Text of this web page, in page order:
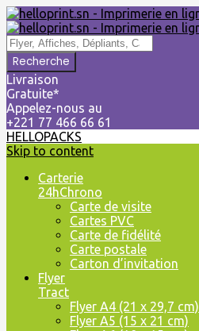
Livraison
Gratuite*
Appelez-nous au
+221 77 466 66 61
HELLOPACKS
Skip to content
Carterie
24hChrono
Carte de visite
Cartes PVC
Carte de fidélité
Carte postale
Carton d’invitation
Flyer
Tract
Flyer A4 (21 x 29,7 cm)
Flyer A5 (15 x 21 cm)